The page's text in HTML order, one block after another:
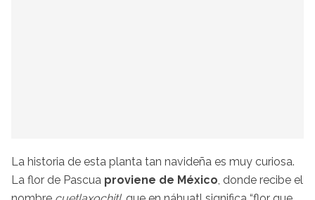
La historia de esta planta tan navideña es muy curiosa.
La flor de Pascua proviene de México, donde recibe el